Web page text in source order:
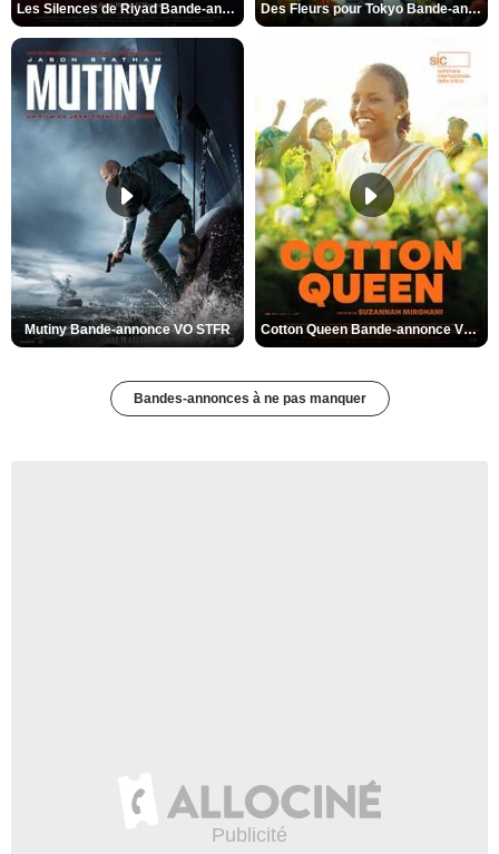
Les Silences de Riyad Bande-annonce VO STFR Des Fleurs pour Tokyo Bande-annonce VO STFR
Mutiny Bande-annonce VO STFR Cotton Queen Bande-annonce VO STFR
Bandes-annonces à ne pas manquer